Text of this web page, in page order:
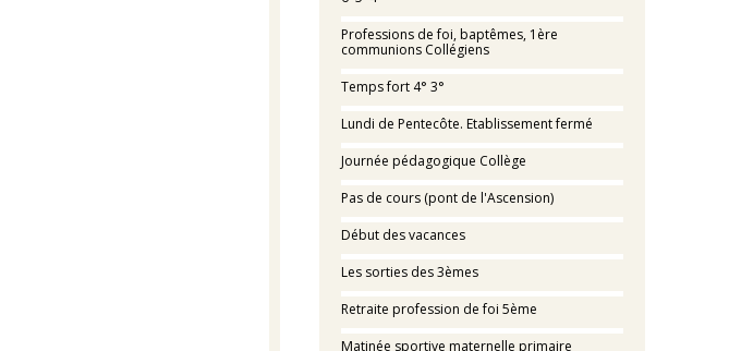
Professions de foi, baptêmes, 1ère
communions Collégiens
Temps fort 4° 3°
Lundi de Pentecôte. Etablissement fermé
Journée pédagogique Collège
Pas de cours (pont de l'Ascension)
Début des vacances
Les sorties des 3èmes
Retraite profession de foi 5ème
Matinée sportive maternelle primaire